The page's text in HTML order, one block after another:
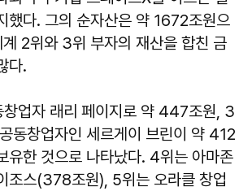
했다. 그의 순자산은 약 1672조원으
2위와 3위 부자의 재산을 합친 금
다.
창업자 래리 페이지로 약 447조원, 3
동창업자인 세르게이 브린이 약 412
유한 것으로 나타났다. 4위는 아마존
조스(378조원), 5위는 오라클 창업